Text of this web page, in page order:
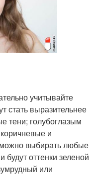
учитывайте
стать выразительнее
тени; голубоглазым
и
можно выбирать любые
оттенки зеленой
или